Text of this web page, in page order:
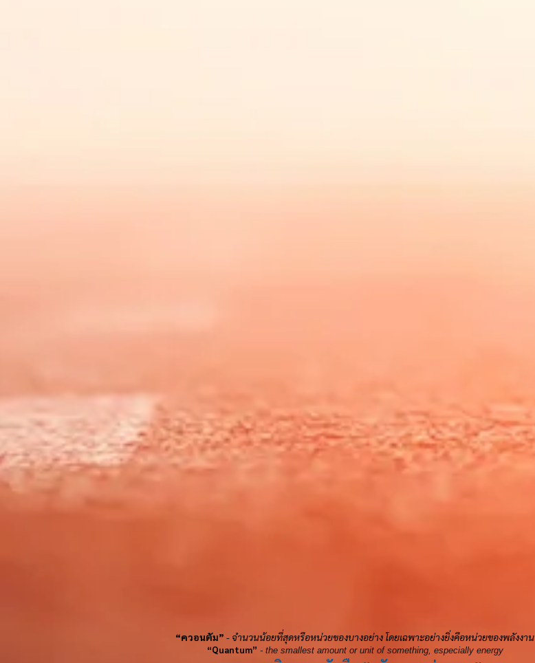
“ควอนตัม” - จำนวนน้อยที่สุดหรือหน่วยของบางอย่าง โดยเฉพาะอย่างยิ่งคือหน่วยของพลังงาน
“Quantum”- the smallest amount or unit of something, especially energy